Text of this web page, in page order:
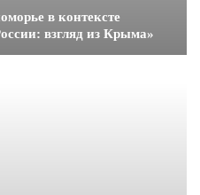
в контексте
взгляд из Крыма»